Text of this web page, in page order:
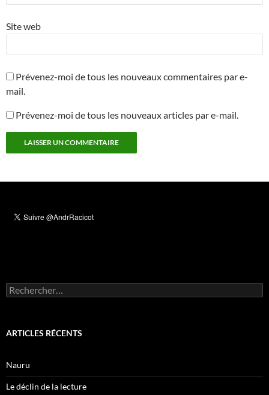
Site web
Prévenez-moi de tous les nouveaux commentaires par e-
mail.
Prévenez-moi de tous les nouveaux articles par e-mail.
Rechercher :
ARTICLES RÉCENTS
Nauru
Le déclin de la lecture